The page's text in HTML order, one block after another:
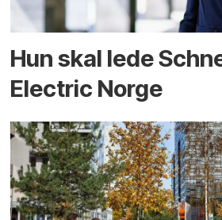
Hun skal lede
Electric Norge